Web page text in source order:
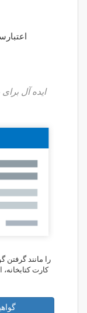
ایده آل
کارت